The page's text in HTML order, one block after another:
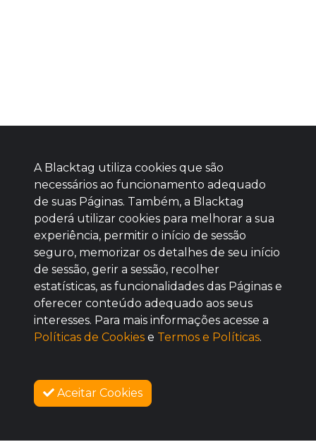
Baixe agora nosso app
SOBRE NÓS
A Blacktag utiliza cookies que são
necessários ao funcionamento adequado
de suas Páginas. Também, a Blacktag
poderá utilizar cookies para melhorar a sua
experiência, permitir o início de sessão
seguro, memorizar os detalhes de seu início
de sessão, gerir a sessão, recolher
estatísticas, as funcionalidades das Páginas e
oferecer conteúdo adequado aos seus
interesses. Para mais informações acesse a
Políticas de Cookies e Termos e Políticas.
Aceitar Cookies